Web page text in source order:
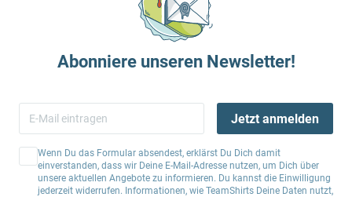
Abonniere unseren Newsletter!
Jetzt anmelden
Wenn Du das Formular absendest, erklärst Du Dich damit
einverstanden, dass wir Deine E-Mail-Adresse nutzen, um Dich über
unsere aktuellen Angebote zu informieren. Du kannst die Einwilligung
jederzeit widerrufen. Informationen, wie TeamShirts Deine Daten nutzt,